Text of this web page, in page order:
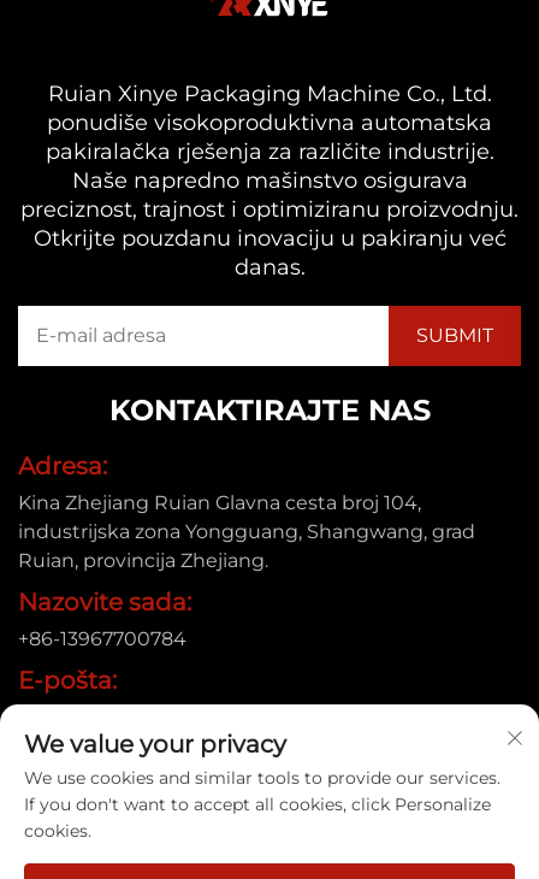
Ruian Xinye Packaging Machine Co., Ltd.
ponudiše visokoproduktivna automatska
pakiralačka rješenja za različite industrije.
Naše napredno mašinstvo osigurava
preciznost, trajnost i optimiziranu proizvodnju.
Otkrijte pouzdanu inovaciju u pakiranju već
danas.
KONTAKTIRAJTE NAS
Adresa:
Kina Zhejiang Ruian Glavna cesta broj 104,
industrijska zona Yongguang, Shangwang, grad
Ruian, provincija Zhejiang.
Nazovite sada:
+86-13967700784
E-pošta:
Autorsko pravo © 2025 Ruian Xinye Packaging Machine Co.,
We value your privacy
We use cookies and similar tools to provide our services.
If you don't want to accept all cookies, click Personalize
cookies.